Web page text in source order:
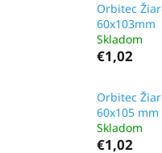
Orbitec
60x103mm
Skladom
€1,02
Orbitec
60x105 mm
Skladom
€1,02